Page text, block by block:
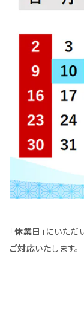
「休業日 」にいた
ご対応いたします。